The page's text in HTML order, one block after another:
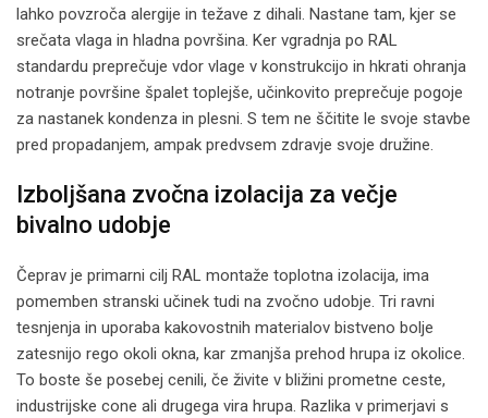
lahko povzroča alergije in težave z dihali. Nastane tam, kjer se
srečata vlaga in hladna površina. Ker vgradnja po RAL
standardu preprečuje vdor vlage v konstrukcijo in hkrati ohranja
notranje površine špalet toplejše, učinkovito preprečuje pogoje
za nastanek kondenza in plesni. S tem ne ščitite le svoje stavbe
pred propadanjem, ampak predvsem zdravje svoje družine.
Izboljšana zvočna izolacija za večje
bivalno udobje
Čeprav je primarni cilj RAL montaže toplotna izolacija, ima
pomemben stranski učinek tudi na zvočno udobje. Tri ravni
tesnjenja in uporaba kakovostnih materialov bistveno bolje
zatesnijo rego okoli okna, kar zmanjša prehod hrupa iz okolice.
To boste še posebej cenili, če živite v bližini prometne ceste,
industrijske cone ali drugega vira hrupa. Razlika v primerjavi s